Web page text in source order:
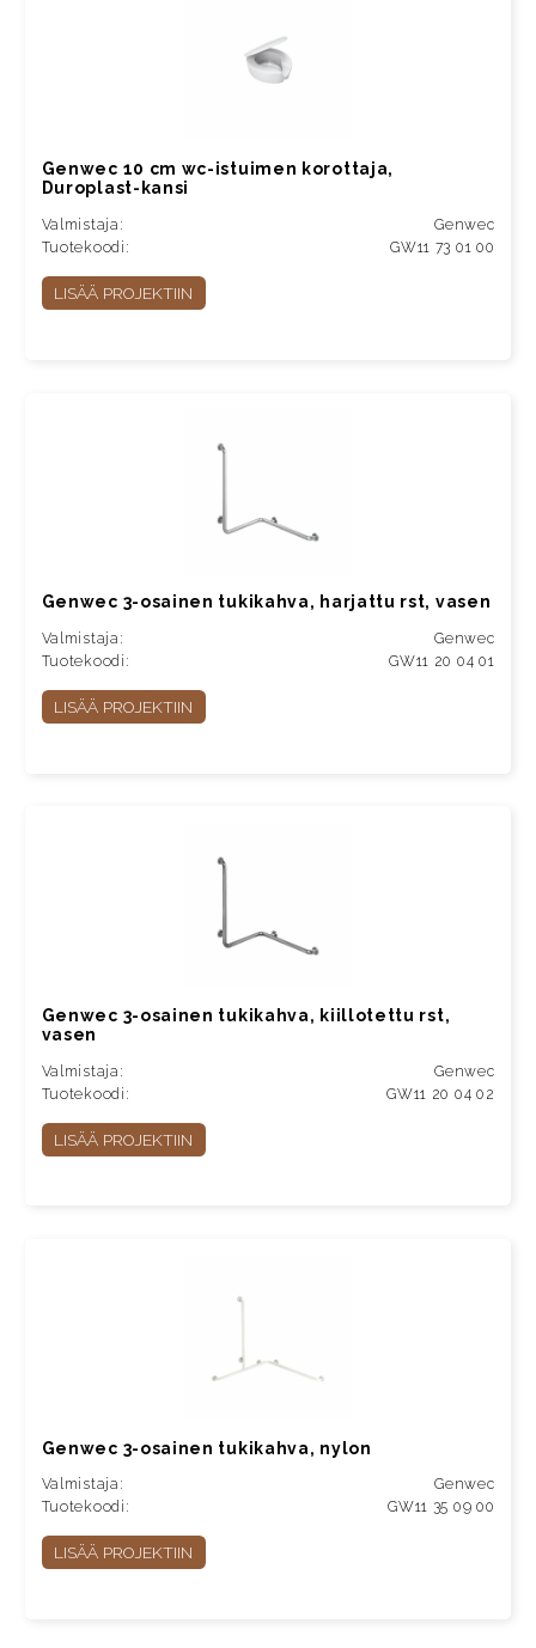
Genwec 10 cm wc-istuimen korottaja,
Duroplast-kansi
Valmistaja:
Genwec
Tuotekoodi:
GW11 73 01 00
LISÄÄ PROJEKTIIN
Genwec 3-osainen tukikahva, harjattu rst, vasen
Valmistaja:
Genwec
Tuotekoodi:
GW11 20 04 01
LISÄÄ PROJEKTIIN
Genwec 3-osainen tukikahva, kiillotettu rst,
vasen
Valmistaja:
Genwec
Tuotekoodi:
GW11 20 04 02
LISÄÄ PROJEKTIIN
Genwec 3-osainen tukikahva, nylon
Valmistaja:
Genwec
Tuotekoodi:
GW11 35 09 00
LISÄÄ PROJEKTIIN